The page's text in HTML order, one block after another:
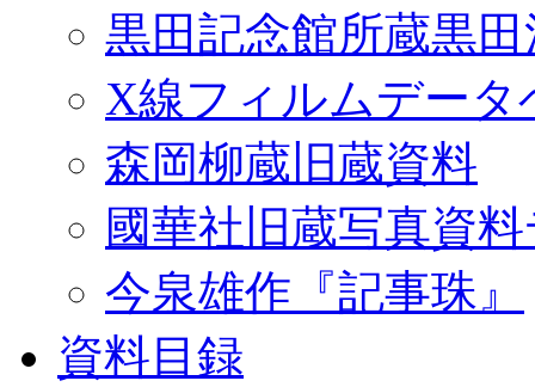
黒田記念館所蔵黒
X線フィルムデータ
森岡柳蔵旧蔵資料
國華社旧蔵写真資
今泉雄作『記事珠』
資料目録